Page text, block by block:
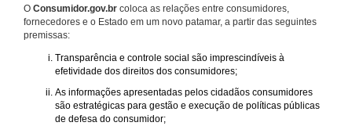
O Consumidor.gov.br coloca as relações entre consumidores,
fornecedores e o Estado em um novo patamar, a partir das seguintes
premissas:
Transparência e controle social são imprescindíveis à
efetividade dos direitos dos consumidores;
As informações apresentadas pelos cidadãos consumidores
são estratégicas para gestão e execução de políticas públicas
de defesa do consumidor;